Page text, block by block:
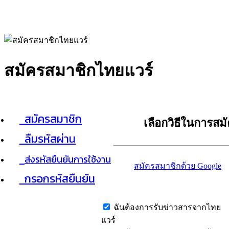
สมัครสมาชิกไทยแวร์
สมัครสมาชิก
ลืมรหัสผ่าน
ส่งรหัสยืนยันการใช้งาน
กรอกรหัสยืนยัน
เลือกวิธีในการส
สมัครสมาชิกด้วย Google
ฉันต้องการรับข่าวสารจากไทย
แวร์